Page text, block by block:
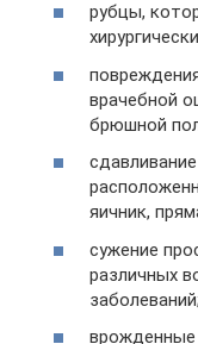
рубцы,
врачебной
брюшной
яичник,
сужение
различных
заболеваний;
врожденные